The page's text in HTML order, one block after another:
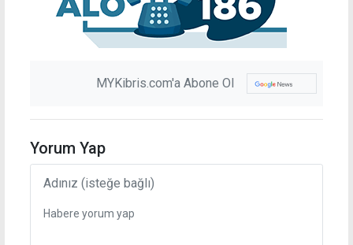
MYKibris.com'a Abone Ol
Yorum Yap